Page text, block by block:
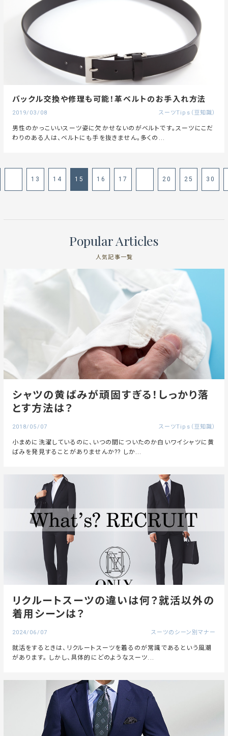
バックル交換や修理も可能！革ベルトのお手入れ方法
2019/03/08 スーツTips（豆知識）
男性のかっこいいスーツ姿に欠かせないのがベルトです。スーツにこだ
わりのある人は、ベルトにも手を抜きません。多くの...
13 14 15 16 17 20 25 30
Popular Articles
人気記事一覧
シャツの黄ばみが頑固すぎる！しっかり落
とす方法は？
2018/05/07 スーツTips（豆知識）
小まめに洗濯しているのに、いつの間についたのか白いワイシャツに黄
ばみを発見することがありませんか?? しか...
リクルートスーツの違いは何？就活以外の
着用シーンは？
2024/06/07 スーツのシーン別マナー
就活をするときは、リクルートスーツを着るのが常識であるという風潮
があります。 しかし、具体的にどのようなスーツ...